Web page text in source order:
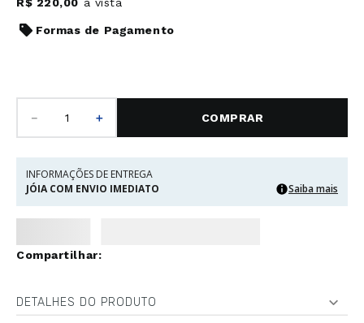
Formas de Pagamento
＋
－ COMPRAR
INFORMAÇÕES DE ENTREGA
JÓIA COM ENVIO IMEDIATO
Saiba mais
DETALHES DO PRODUTO